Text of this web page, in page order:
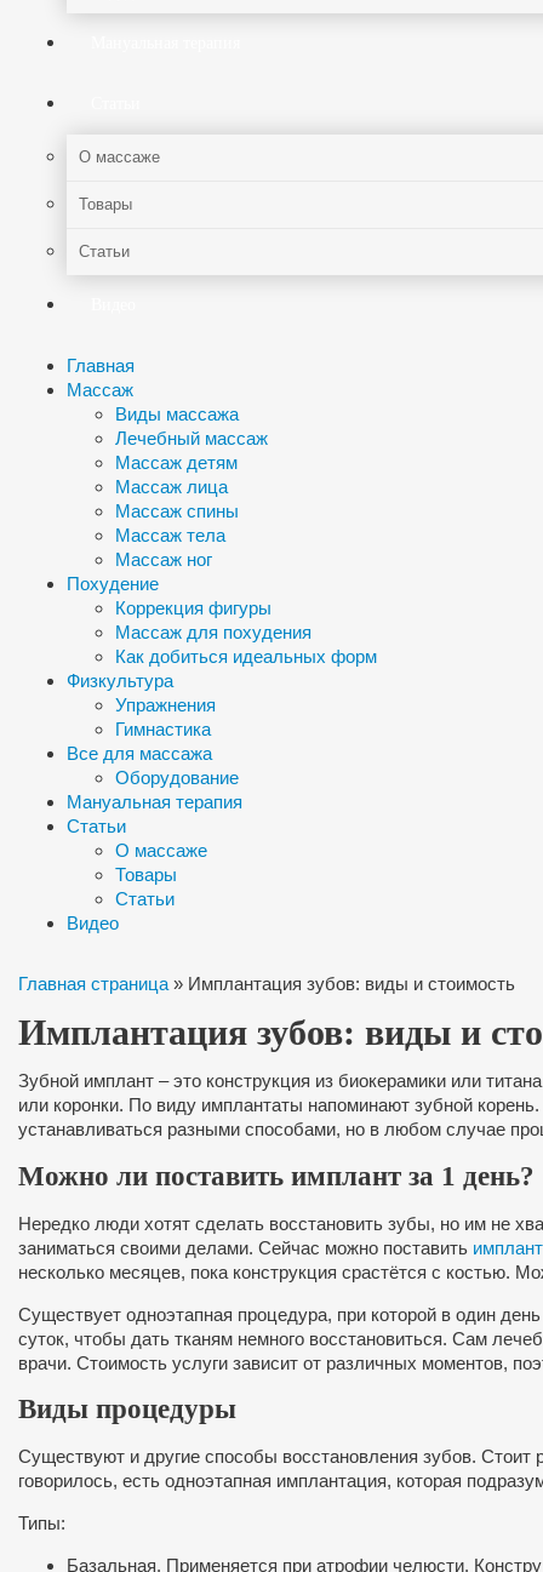
О массаже
Товары
Статьи
Главная
Массаж
Виды массажа
Лечебный массаж
Массаж детям
Массаж лица
Массаж спины
Массаж тела
Массаж ног
Похудение
Коррекция фигуры
Массаж для похудения
Как добиться идеальных форм
Физкультура
Упражнения
Гимнастика
Все для массажа
Оборудование
Мануальная терапия
Статьи
О массаже
Товары
Статьи
Видео
Главная страница » Имплантация зубов: виды и стоимость
Имплантация зубов: виды и
Зубной имплант – это конструкция из биокерамики или
или коронки. По виду имплантаты напоминают зубной
устанавливаться разными способами, но в любом случае
Можно ли поставить имплант за 1 день?
Нередко люди хотят сделать восстановить зубы, но им не
заниматься своими делами. Сейчас можно поставить
несколько месяцев, пока конструкция срастётся с костью.
Существует одноэтапная процедура, при которой в один
суток, чтобы дать тканям немного восстановиться. Сам
врачи. Стоимость услуги зависит от различных моментов,
Виды процедуры
Существуют и другие способы восстановления зубов.
говорилось, есть одноэтапная имплантация, которая
Типы:
Базальная. Применяется при атрофии челюсти.